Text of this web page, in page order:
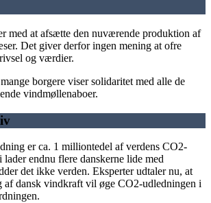
med at afsætte den nuværende produktion af
Det giver derfor ingen mening at ofre
og værdier.
borgere viser solidaritet med alle de
vindmøllenaboer.
er ca. 1 milliontedel af verdens CO2-
endnu flere danskerne lide med
det ikke verden. Eksperter udtaler nu, at
af dansk vindkraft vil øge CO2-udledningen i